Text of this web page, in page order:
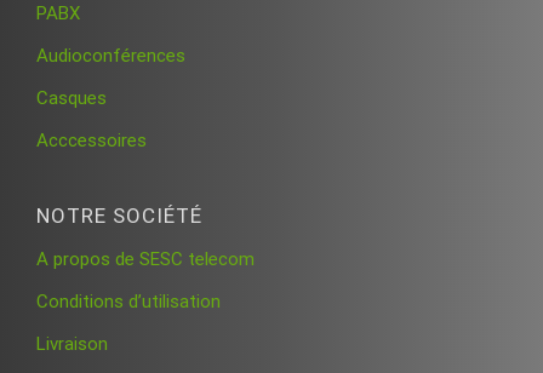
PABX
Audioconférences
Casques
Acccessoires
NOTRE SOCIÉTÉ
A propos de SESC telecom
Conditions d’utilisation
Livraison